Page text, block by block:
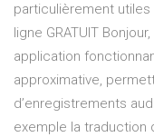
particulièrement
ligne GRATUIT
application
approximative,
d’enregistrements
exemple la traduction